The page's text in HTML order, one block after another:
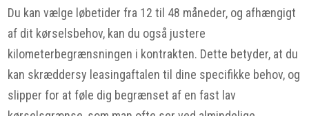
Du kan vælge løbetider fra 12 til 48 måneder, og afhængigt
af dit kørselsbehov, kan du også justere
kilometerbegrænsningen i kontrakten. Dette betyder, at du
kan skræddersy leasingaftalen til dine specifikke behov, og
slipper for at føle dig begrænset af en fast lav